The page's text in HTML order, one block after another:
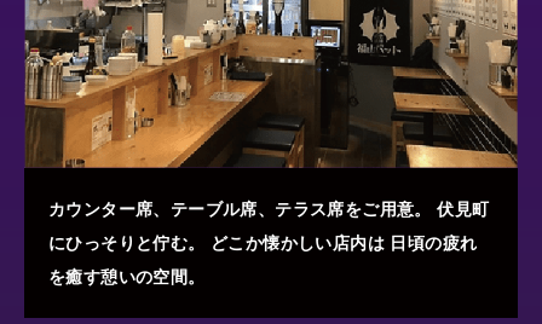
カウンター席、テーブル席、テラス席をご用意。
伏見町
にひっそりと佇む。
どこか懐かしい店内は 日頃の疲れ
を癒す憩いの空間。